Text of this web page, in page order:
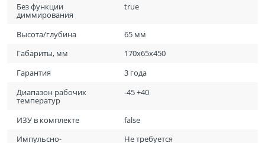
Без функции
диммирования
true
Высота/глубина
65 мм
Габариты, мм
170х65х450
Гарантия
3 года
Диапазон рабочих
температур
-45 +40
ИЗУ в комплекте
false
Импульсно-
Не требуется